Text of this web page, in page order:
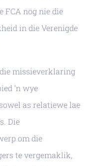
FCA nog nie die
in die Verenigde
missieverklaring
‘n wye
as relatiewe lae
Die
om die
te vergemaklik,